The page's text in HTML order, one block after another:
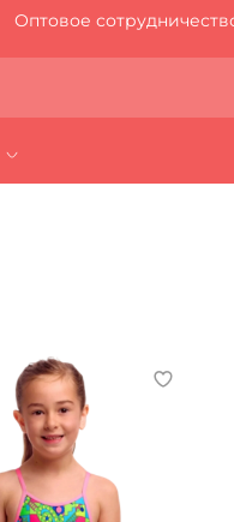
Оптовое